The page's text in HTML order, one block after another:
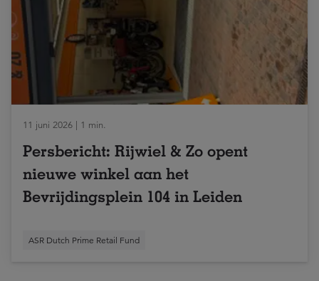
11 juni 2026 | 1 min.
Persbericht: Rijwiel & Zo opent
nieuwe winkel aan het
Bevrijdingsplein 104 in Leiden
ASR Dutch Prime Retail Fund